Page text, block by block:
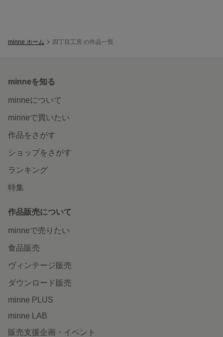
minne ホーム 四丁目工房 の作品一覧
minneを知る
minneについて
minneで買いたい
作品をさがす
ショップをさがす
ランキング
特集
作品販売について
minneで売りたい
食品販売
ヴィンテージ販売
ダウンロード販売
minne PLUS
minne LAB
販売支援企画・イベント